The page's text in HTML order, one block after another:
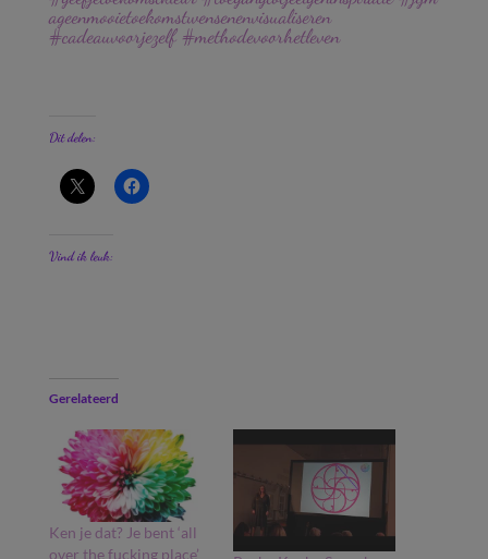
ageenmooietoekomstwensenenvisualiseren
#cadeauvoorjezelf #methodevoorhetleven
Dit delen:
Vind ik leuk:
Gerelateerd
Ken je dat? Je bent ‘all
over the fucking place’